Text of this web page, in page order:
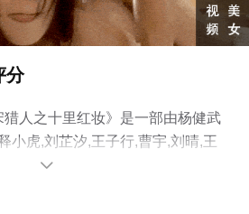
分
人之十里红妆》是一部由杨健武
小虎,刘芷汐,王子行,曹宇,刘晴,王
等演员精彩演绎的中国大陆电影，
